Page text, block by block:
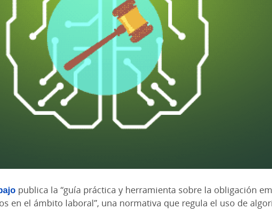
publica la “guía práctica y herramienta sobre la obligación
en el ámbito laboral”, una normativa que regula el uso de